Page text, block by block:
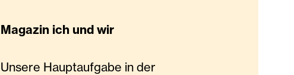
Magazin ich und wir
Unsere Hauptaufgabe in der